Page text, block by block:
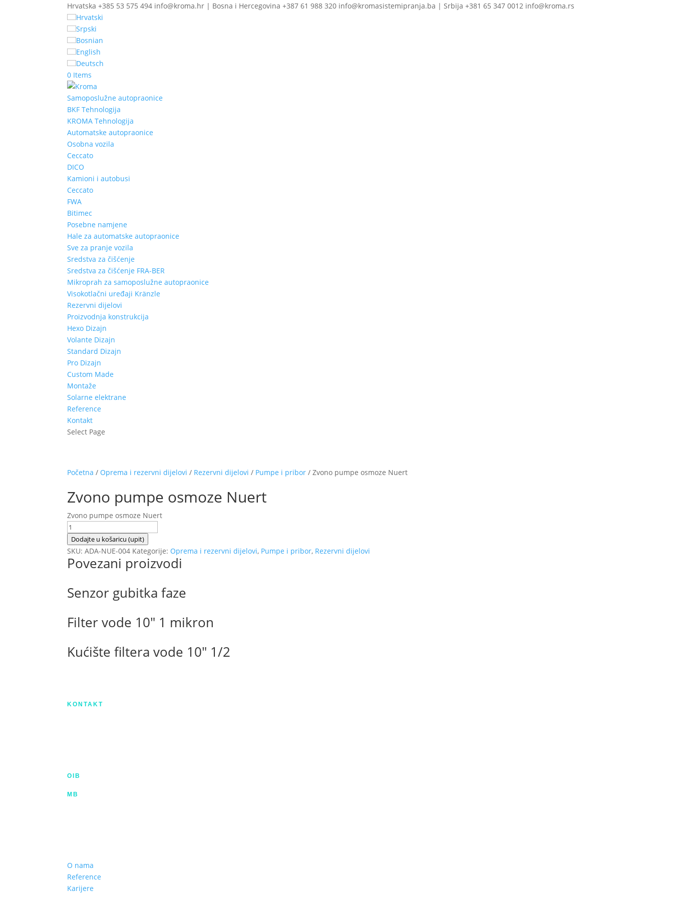
Hrvatska +385 53 575 494 info@kroma.hr | Bosna i Hercegovina +387 61 988 320 info@kromasistemipranja.ba | Srbija +381 65 347 0012 info@kroma.rs
Hrvatski
Srpski
Bosnian
English
Deutsch
0 Items
Samoposlužne autopraonice
BKF Tehnologija
KROMA Tehnologija
Automatske autopraonice
Osobna vozila
Ceccato
DICO
Kamioni i autobusi
Ceccato
FWA
Bitimec
Posebne namjene
Hale za automatske autopraonice
Sve za pranje vozila
Sredstva za čišćenje
Sredstva za čišćenje FRA-BER
Mikroprah za samoposlužne autopraonice
Visokotlačni uređaji Kränzle
Rezervni dijelovi
Proizvodnja konstrukcija
Hexo Dizajn
Volante Dizajn
Standard Dizajn
Pro Dizajn
Custom Made
Montaže
Solarne elektrane
Reference
Kontakt
Select Page
Početna / Oprema i rezervni dijelovi / Rezervni dijelovi / Pumpe i pribor / Zvono pumpe osmoze Nuert
Zvono pumpe osmoze Nuert
Zvono pumpe osmoze Nuert
Zvono
pumpe
osmoze
Nuert
Dodajte u košaricu (upit)
SKU:ADA-NUE-004 Kategorije: Oprema i rezervni dijelovi, Pumpe i pribor, Rezervni dijelovi
Povezani proizvodi
Senzor gubitka faze
Filter vode 10″ 1 mikron
Kućište filtera vode 10″ 1/2
KONTAKT
OIB
MB
O nama
Reference
Karijere